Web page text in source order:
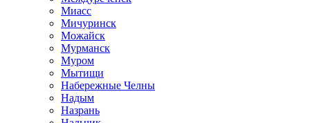
Миасс
Мичуринск
Можайск
Мурманск
Муром
Мытищи
Набережные Челны
Надым
Назрань